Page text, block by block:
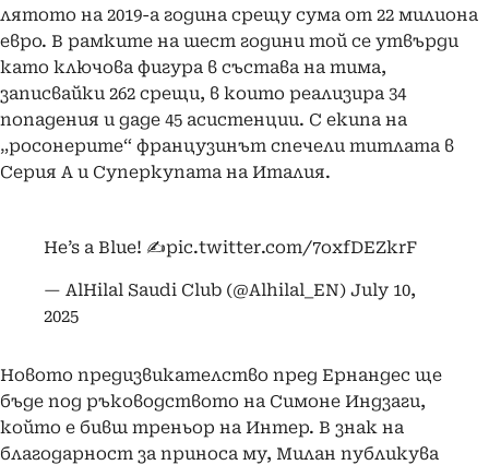
лятото на 2019-а година срещу сума от 22 милиона
евро. В рамките на шест години той се утвърди
като ключова фигура в състава на тима,
записвайки 262 срещи, в които реализира 34
попадения и даде 45 асистенции. С екипа на
„росонерите“ французинът спечели титлата в
Серия А и Суперкупата на Италия.
He’s a Blue! ✍️pic.twitter.com/7oxfDEZkrF
— AlHilal Saudi Club (@Alhilal_EN) July 10,
2025
Новото предизвикателство пред Ернандес ще
бъде под ръководството на Симоне Индзаги,
който е бивш треньор на Интер. В знак на
благодарност за приноса му, Милан публикува